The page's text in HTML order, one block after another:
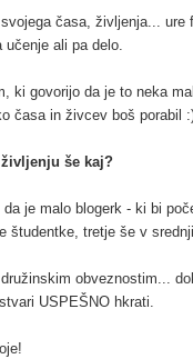
časa, življenja... ure
učenje ali pa delo.
ki govorijo da je to neka
časa in živcev boš porabil
še kaj?
je malo blogerk - ki bi
študentke, tretje še v
obveznostim...
USPEŠNO hkrati.